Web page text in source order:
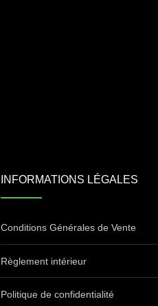
INFORMATIONS LÉGALES
Conditions Générales de Vente
Règlement intérieur
Politique de confidentialité